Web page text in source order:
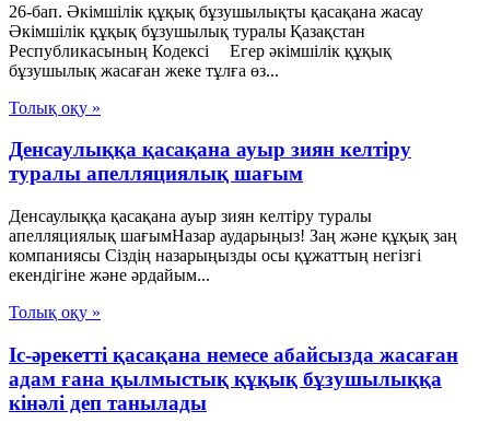
26-бап. Әкiмшiлiк құқық бұзушылықты қасақана жасау
Әкімшілік құқық бұзушылық туралы Қазақстан
Республикасының Кодексі Егер әкiмшiлiк құқық
бұзушылық жасаған жеке тұлға өз...
Толық оқу »
Денсаулыққа қасақана ауыр зиян келтіру
туралы апелляциялық шағым
Денсаулыққа қасақана ауыр зиян келтіру туралы
апелляциялық шағымНазар аударыңыз! Заң және құқық заң
компаниясы Сіздің назарыңызды осы құжаттың негізгі
екендігіне және әрдайым...
Толық оқу »
Іс-әрекетті қасақана немесе абайсызда жасаған
адам ғана қылмыстық құқық бұзушылыққа
кінәлі деп танылады